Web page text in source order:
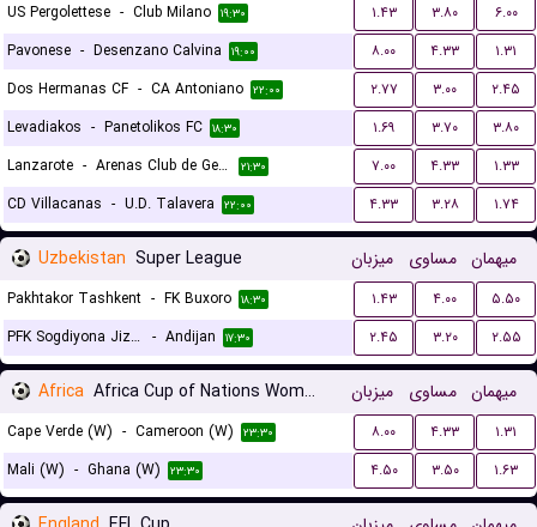
US Pergolettese - Club Milano ۱۹:۳۰ ۱.۴۳ ۳.۸۰
۶.۰۰
Pavonese - Desenzano Calvina ۱۹:۰۰ ۸.۰۰ ۴.۳۳
۱.۳۱
Dos Hermanas CF - CA Antoniano ۲۲:۰۰ ۲.۷۷ ۳.۰۰
۲.۴۵
Levadiakos - Panetolikos FC ۱۸:۳۰ ۱.۶۹ ۳.۷۰
۳.۸۰
Lanzarote - Arenas Club de Getxo ۲۱:۳۰ ۷.۰۰ ۴.۳۳
۱.۳۳
CD Villacanas - U.D. Talavera ۲۲:۰۰ ۴.۳۳ ۳.۲۸ ۱.۷۴
Uzbekistan Super League میزبان مساوی میهمان
Pakhtakor Tashkent - FK Buxoro ۱۸:۳۰ ۱.۴۳ ۴.۰۰
۵.۵۰
PFK Sogdiyona Jizzax - Andijan ۱۷:۳۰ ۲.۴۵ ۳.۲۰ ۲.۵۵
Africa Africa Cup of Nations Women میزبان مساوی میهمان
Cape Verde (W) - Cameroon (W) ۲۳:۳۰ ۸.۰۰ ۴.۳۳
۱.۳۱
Mali (W) - Ghana (W) ۲۳:۳۰ ۴.۵۰ ۳.۵۰ ۱.۶۳